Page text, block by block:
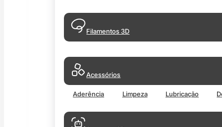
Filamentos 3D
Acessórios
Aderência Limpeza Lubricação